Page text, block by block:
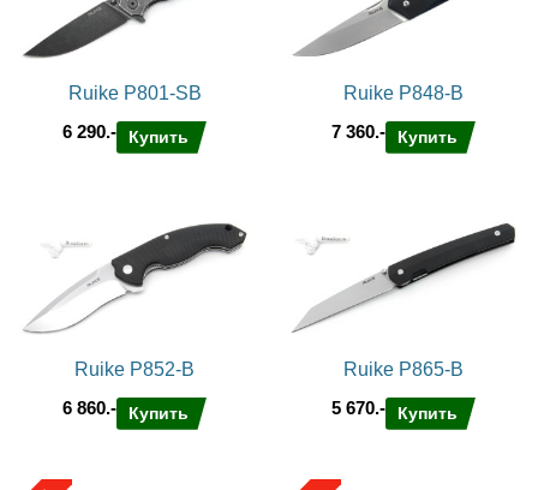
Ruike P801-SB
6 290.-
Купить
Ruike P848-B
7 360.-
Купить
Ruike P852-B
6 860.-
Купить
Ruike P865-B
5 670.-
Купить